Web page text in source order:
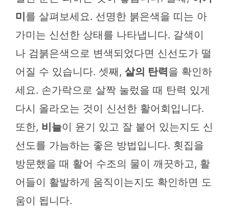
미를 살펴보세요. 선명한 붉은색을 띠는 아
가미는 신선한 상태를 나타냅니다. 갈색이
나 검붉은색으로 변색되었다면 신선도가 떨
어질 수 있습니다. 셋째, 살의 탄력을 확인하
세요. 손가락으로 살짝 눌렀을 때 탄력 있게
다시 올라오는 것이 신선한 활어회입니다.
또한, 비늘이 윤기 있고 잘 붙어 있는지도 신
선도를 가늠하는 좋은 방법입니다. 횟집을
방문했을 때 활어 수조의 물이 깨끗하고, 활
어들이 활발하게 움직이는지도 확인하면 도
움이 됩니다.